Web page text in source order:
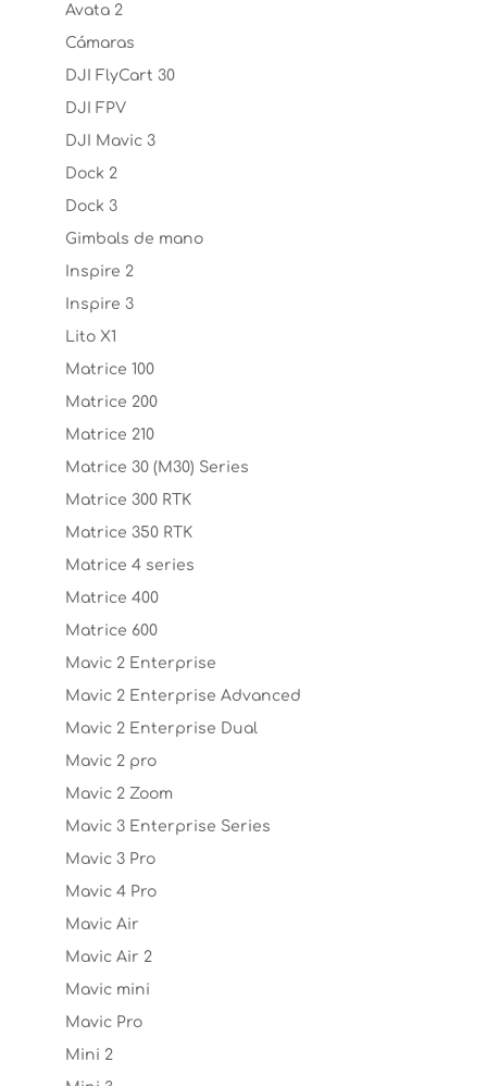
Avata 2
Cámaras
DJI FlyCart 30
DJI FPV
DJI Mavic 3
Dock 2
Dock 3
Gimbals de mano
Inspire 2
Inspire 3
Lito X1
Matrice 100
Matrice 200
Matrice 210
Matrice 30 (M30) Series
Matrice 300 RTK
Matrice 350 RTK
Matrice 4 series
Matrice 400
Matrice 600
Mavic 2 Enterprise
Mavic 2 Enterprise Advanced
Mavic 2 Enterprise Dual
Mavic 2 pro
Mavic 2 Zoom
Mavic 3 Enterprise Series
Mavic 3 Pro
Mavic 4 Pro
Mavic Air
Mavic Air 2
Mavic mini
Mavic Pro
Mini 2